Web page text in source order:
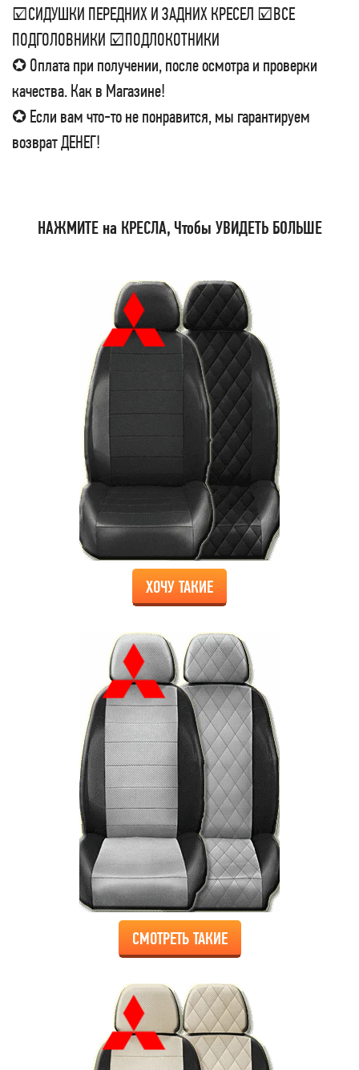
☑СИДУШКИ ПЕРЕДНИХ И ЗАДНИХ КРЕСЕЛ ☑ВСЕ
ПОДГОЛОВНИКИ ☑ПОДЛОКОТНИКИ
✪ Оплата при получении, после осмотра и проверки
качества. Как в Магазине!
✪ Если вам что-то не понравится, мы гарантируем
возврат ДЕНЕГ!
НАЖМИТЕ на КРЕСЛА, Чтобы УВИДЕТЬ БОЛЬШЕ
ХОЧУ ТАКИЕ
СМОТРЕТЬ ТАКИЕ